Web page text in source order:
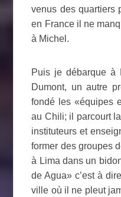
venus des quartiers
en France il ne
à Michel.
Puis je débarque à
Dumont, un autre
fondé les «équipes
au Chili; il parcourt
instituteurs et
former des groupes
à Lima dans un
de Agua» c’est à
ville où il ne pleut